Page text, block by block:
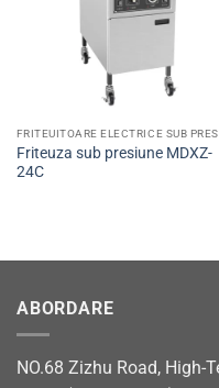
Friteuza sub presiune MDXZ-
24C
ABORDARE
NO.68 Zizhu Road, High-